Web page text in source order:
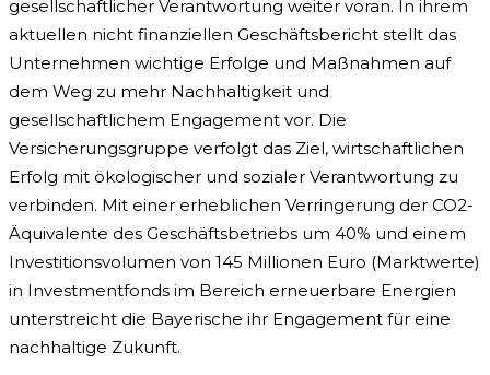
gesellschaftlicher Verantwortung weiter voran. In ihrem
aktuellen nicht finanziellen Geschäftsbericht stellt das
Unternehmen wichtige Erfolge und Maßnahmen auf
dem Weg zu mehr Nachhaltigkeit und
gesellschaftlichem Engagement vor. Die
Versicherungsgruppe verfolgt das Ziel, wirtschaftlichen
Erfolg mit ökologischer und sozialer Verantwortung zu
verbinden. Mit einer erheblichen Verringerung der CO2-
Äquivalente des Geschäftsbetriebs um 40% und einem
Investitionsvolumen von 145 Millionen Euro (Marktwerte)
in Investmentfonds im Bereich erneuerbare Energien
unterstreicht die Bayerische ihr Engagement für eine
nachhaltige Zukunft.